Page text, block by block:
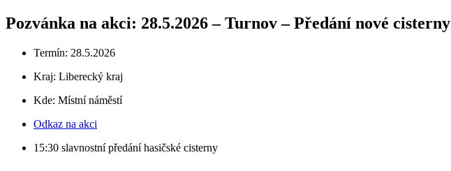
Pozvánka na akci: 28.5.2026 – Turnov – Předání nové cisterny
Termín: 28.5.2026
Kraj: Liberecký kraj
Kde: Místní náměstí
Odkaz na akci
15:30 slavnostní předání hasičské cisterny